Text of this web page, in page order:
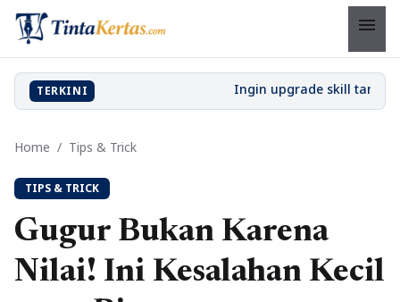
menu
TERKINI
Home / Tips & Trick
TIPS & TRICK
Gugur Bukan Karena
Nilai! Ini Kesalahan Kecil